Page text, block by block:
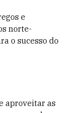
e
norte-
o sucesso do
aproveitar as